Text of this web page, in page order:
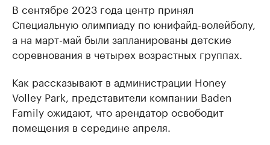
В сентябре 2023 года центр принял
Специальную олимпиаду по юнифайд-волейболу,
а на март-май были запланированы детские
соревнования в четырех возрастных группах.
Как рассказывают в администрации Honey
Volley Park, представители компании Baden
Family ожидают, что арендатор освободит
помещения в середине апреля.